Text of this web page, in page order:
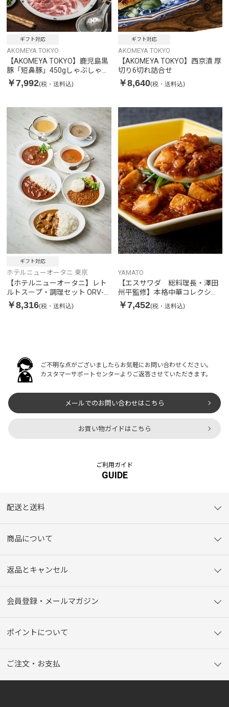
ギフト対応
AKOMEYA TOKYO
【AKOMEYA TOKYO】鹿児島黒
豚「短鼻豚」450gしゃぶしゃぶ
セット
￥7,992(税・送料込)
ギフト対応
AKOMEYA TOKYO
【AKOMEYA TOKYO】西京漬 厚
切り6切れ詰合せ
￥8,640(税・送料込)
ギフト対応
ホテルニューオータニ 東京
【ホテルニューオータニ】レト
ルトスープ・調理セット ORV-
70
￥8,316(税・送料込)
YAMATO
【エスサワダ 総料理長・澤田
州平監修】本格中華コレクショ
ンBセット
￥7,452(税・送料込)
ご不明な点がございましたらお気軽にお問い合わせください。
カスタマーサポートセンターよりご返答させていただきます。
メールでのお問い合わせはこちら
お買い物ガイドはこちら
ご利用ガイド
GUIDE
配送と送料
商品について
返品とキャンセル
会員登録・メールマガジン
ポイントについて
ご注文・お支払